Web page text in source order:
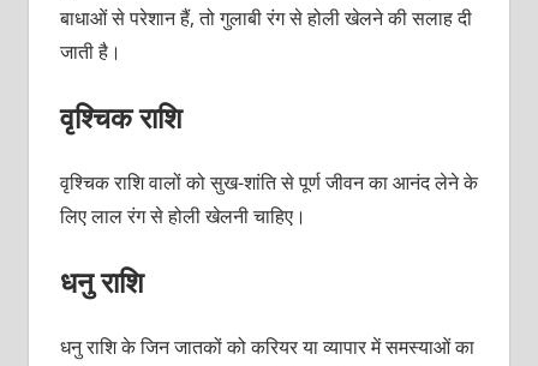
बाधाओं से परेशान हैं, तो गुलाबी रंग से होली खेलने की सलाह दी
जाती है।
वृश्चिक राशि
वृश्चिक राशि वालों को सुख-शांति से पूर्ण जीवन का आनंद लेने के
लिए लाल रंग से होली खेलनी चाहिए।
धनु राशि
धनु राशि के जिन जातकों को करियर या व्यापार में समस्याओं का